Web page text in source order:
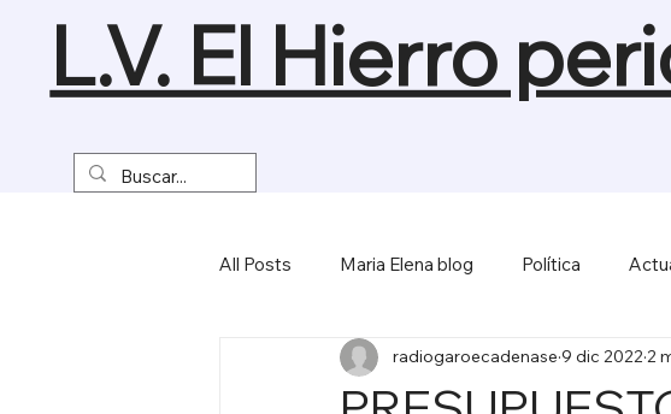
L.V. El Hierro
All Posts Maria Elena blog Política
Turismo y Naturaleza Empresas y Economía
radiogaroecadenase 9 dic 2022 2